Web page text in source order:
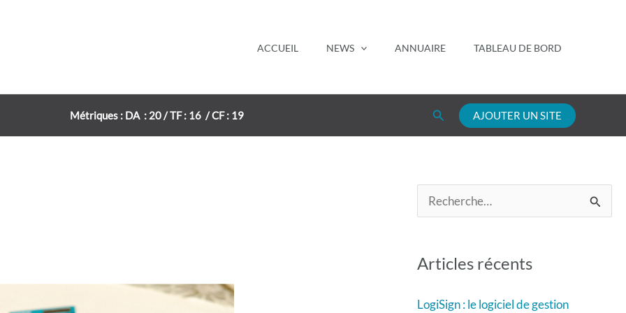
ACCUEIL NEWS ANNUAIRE TABLEAU DE BORD
Métriques : DA : 20 / TF : 16 / CF : 19 RechercherAJOUTER UN SITE
e
Articles récents
LogiSign : le logiciel de gestion